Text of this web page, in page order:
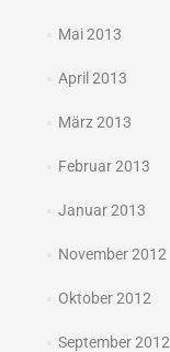
Mai 2013
April 2013
März 2013
Februar 2013
Januar 2013
November 2012
Oktober 2012
September 2012